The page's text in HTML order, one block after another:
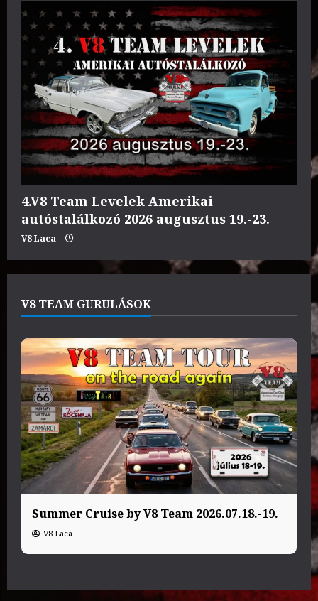
4.V8 Team Levelek Amerikai
autóstalálkozó 2026 augusztus 19.-23.
V8 Laca
V8 TEAM GURULÁSOK
Summer Cruise by V8 Team 2026.07.18.-19.
V8 Laca